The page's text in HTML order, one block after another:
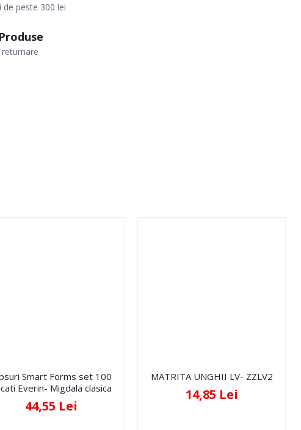
peste 300 lei
Smart Forms set 100
Everin- Migdala clasica
44,55 Lei
MATRITA UNGHII LV- ZZLV2
14,85 Lei